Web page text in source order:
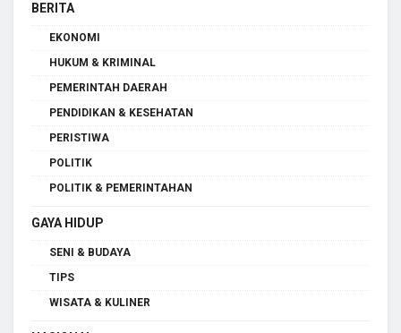
BERITA
EKONOMI
HUKUM & KRIMINAL
PEMERINTAH DAERAH
PENDIDIKAN & KESEHATAN
PERISTIWA
POLITIK
POLITIK & PEMERINTAHAN
GAYA HIDUP
SENI & BUDAYA
TIPS
WISATA & KULINER